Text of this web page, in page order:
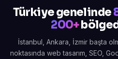
Türkiye genelinde
200+
İstanbul, Ankara, İzmir başta
noktasında web tasarım, SEO,